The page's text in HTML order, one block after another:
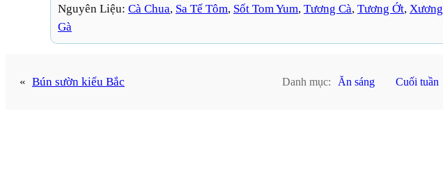
Nguyên Liệu: Cà Chua, Sa Tế Tôm, Sốt Tom Yum, Tương Cà, Tương Ớt, Xương
Gà
« Bún sườn kiểu Bắc Danh mục: Ăn sáng Cuối tuần